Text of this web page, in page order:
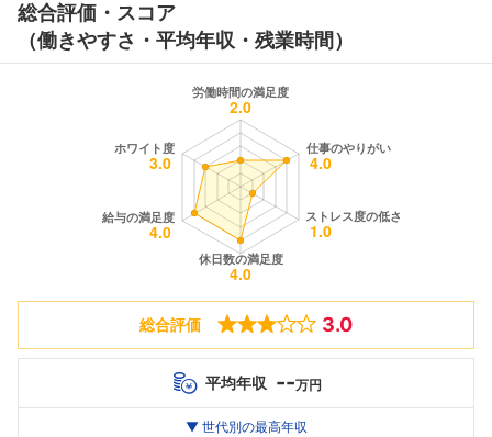
総合評価・スコア
（働きやすさ・平均年収・残業時間）
総合評価 3.0
平均年収 --万円
20代
30代
▼ 世代別の最高年収